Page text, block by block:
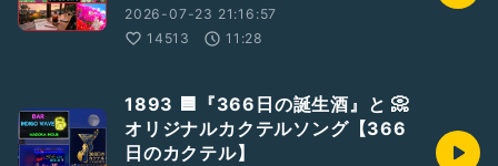
2026-07-23 21:16:57
14513
11:28
1893 🟦『366日の誕生酒』と 📀
オリジナルカクテルソング【366
日のカクテル】